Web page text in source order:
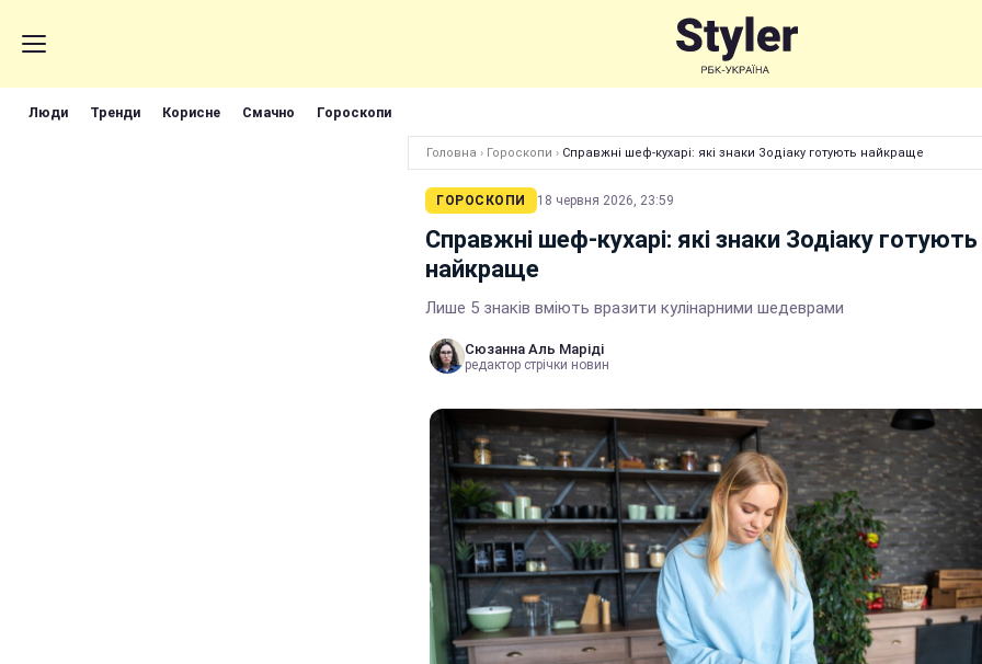
Люди Тренди Корисне Смачно Гороскопи
Головна › Гороскопи › Справжні шеф-кухарі: які знаки Зодіаку готують найкраще
ГОРОСКОПИ 18 червня 2026, 23:59
Справжні шеф-кухарі: які знаки Зодіаку готують
найкраще
Лише 5 знаків вміють вразити кулінарними шедеврами
Сюзанна Аль Маріді
редактор стрічки новин